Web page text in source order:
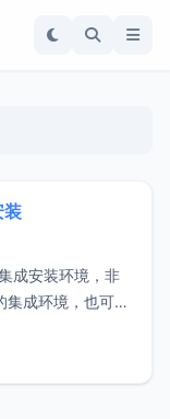
装
成安装环境，非
成环境，也可用
动后右键托盘图
，一键安